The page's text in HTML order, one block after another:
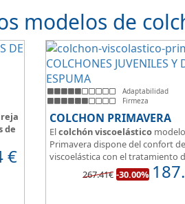
modelos de
de
€
Adaptabilidad
Firmeza
COLCHON PRIMAVERA
Elcolchón viscoelásticomodelo
Primavera dispone del confort
viscoelástica con el tratamiento
vera y la malla 3D para facilitar la
transpiración.
267.41€ -30.00%